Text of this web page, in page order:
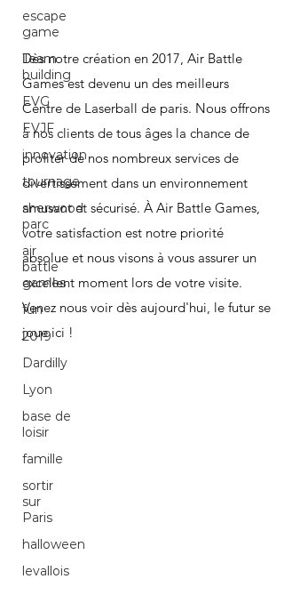
escape
game
Team
building
EVG
EVJF
innovation
tournage
sherwood
parc
air
battle
games
fun
2019
Dardilly
Lyon
base de
loisir
famille
sortir
sur
Paris
halloween
levallois
Dès notre création en 2017, Air Battle
Games est devenu un des meilleurs
Centre de Laserball de paris. Nous offrons
à nos clients de tous âges la chance de
profiter de nos nombreux services de
divertissement dans un environnement
amusant et sécurisé. À Air Battle Games,
votre satisfaction est notre priorité
absolue et nous visons à vous assurer un
excellent moment lors de votre visite.
Venez nous voir dès aujourd'hui, le futur se
joue ici !